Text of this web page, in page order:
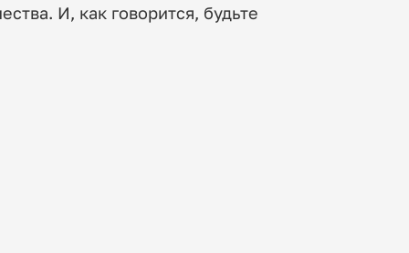
И, как говорится, будьте